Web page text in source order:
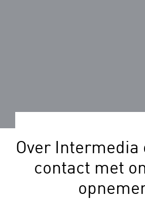
Over Intermedia
contact met